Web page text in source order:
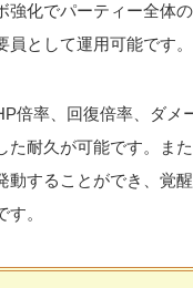
強化でパーティー全体
として運用可能です。
倍率、回復倍率、ダメ
た耐久が可能です。ま
動することができ、覚
。